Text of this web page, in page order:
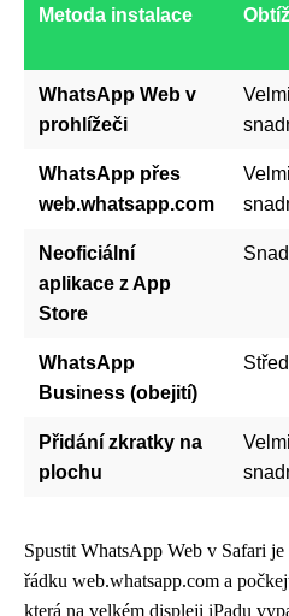
Metoda instalace
WhatsApp Web v
prohlížeči
Velmi
WhatsApp přes
web.whatsapp.com
Velmi
Neoficiální
aplikace z App
Store
WhatsApp
Business (obejití)
Přidání zkratky na
plochu
Velmi
Spustit WhatsApp Web v Safari
řádku web.whatsapp.com a
která na velkém displeji iPadu